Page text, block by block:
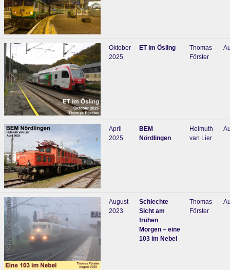
Oktober
2025
ET im Ösling
Thomas
Förster
April
2025
BEM
Nördlingen
Helmuth
van Lier
August
2023
Schlechte
Sicht am
frühen
Morgen – eine
103 im Nebel
Thomas
Förster